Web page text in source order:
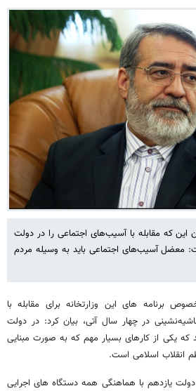
این که مقابله با آسیب‌های اجتماعی را در دولت
معضل آسیب‌های اجتماعی باید به وسیله مردم
برنامه های این وزارتخانه برای مقابله با
در چهار سال آتی، بیان کرد: در دولت
یکی از کارهای بسیار مهم که به صورت مبنایی
انقلاب اسلامی است.
یازدهم با هماهنگی همه دستگاه های اجرایی